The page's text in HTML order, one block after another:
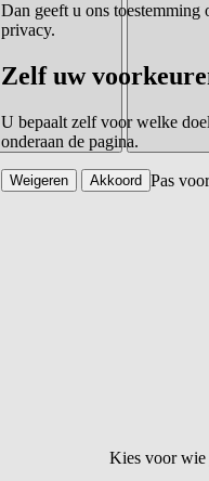
Kies voor wie
Dan geeft u ons
privacy.
Zelf uw
U bepaalt zelf voor welke
onderaan de pagina.
Pas
Weigeren Akkoord